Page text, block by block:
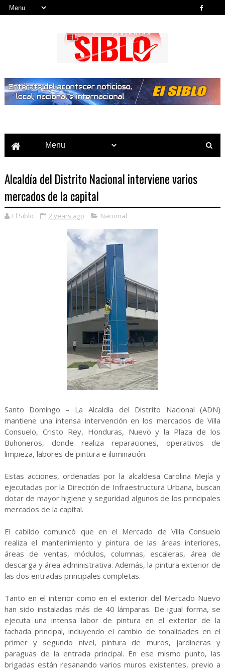
Alcaldía del Distrito Nacional interviene varios
mercados de la capital
El Siblo 2 years ago Nacional
Santo Domingo – La Alcaldía del Distrito Nacional (ADN)
mantiene una intensa intervención en los mercados de Villa
Consuelo, Cristo Rey, Honduras, Nuevo y la Plaza de los
Buhoneros, donde realiza reparaciones, operativos de
limpieza, labores de pintura e iluminación.
Estas acciones, ordenadas por la alcaldesa Carolina Mejía y
ejecutadas por la Dirección de Infraestructura Urbana, buscan
dotar de mayor higiene y seguridad algunos de los principales
mercados de la capital.
El cabildo comunicó que en el Mercado de Villa Consuelo
realiza el mantenimiento y pintura de las áreas interiores,
áreas de ventas, módulos, columnas, escaleras, área de
descarga y área administrativa. Además, la pintura exterior de
las dos entradas principales completas.
Tanto en el interior como en el exterior del Mercado Nuevo
han sido instaladas más de 40 lámparas. De igual forma, se
ejecuta una intensa labor de pintura en el exterior de la
fachada principal, incluyendo el cambio de tonalidades en el
primer y segundo nivel, pintura de muros, jardineras y
paraguas de la entrada principal. En ese mismo punto, las
brigadas están resanando varios muros existentes, previo a